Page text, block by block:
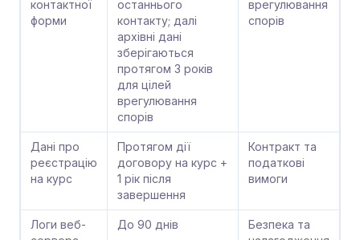
контактної
форми
останнього
контакту; далі
архівні дані
зберігаються
протягом 3 років
для цілей
врегулювання
спорів
врегулювання
спорів
Дані про
реєстрацію
на курс
Протягом дії
договору на курс +
1 рік після
завершення
Контракт та
податкові
вимоги
Логи веб-
До 90 днів
Безпека та